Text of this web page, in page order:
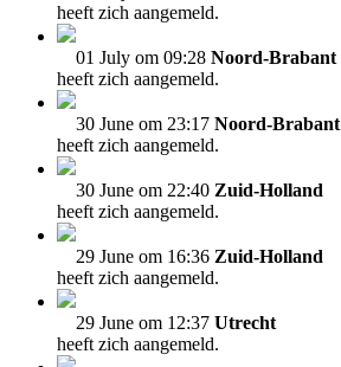
heeft zich aangemeld.
01 July om 09:28 Noord-Brabant
heeft zich aangemeld.
30 June om 23:17 Noord-Brabant
heeft zich aangemeld.
30 June om 22:40 Zuid-Holland
heeft zich aangemeld.
29 June om 16:36 Zuid-Holland
heeft zich aangemeld.
29 June om 12:37 Utrecht
heeft zich aangemeld.